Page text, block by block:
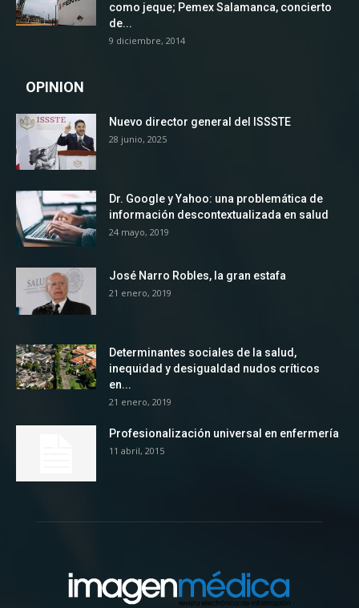
como jeque; Pemex Salamanca, concierto
de...
9 diciembre, 2014
OPINION
Nuevo director general del ISSSTE
28 junio, 2025
Dr. Google y Yahoo: una problemática de
información descontextualizada en salud
24 mayo, 2019
José Narro Robles, la gran estafa
21 enero, 2019
Determinantes sociales de la salud,
inequidad y desigualdad nudos críticos
en...
21 enero, 2019
Profesionalización universal en enfermería
11 abril, 2015